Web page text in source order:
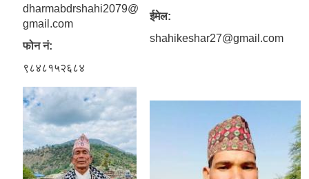
dharmabdrshahi2079@
gmail.com
फोन नं:
९८४८१५२६८४
ईमेल:
shahikeshar27@gmail.com